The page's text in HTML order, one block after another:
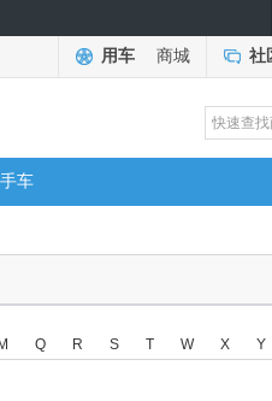
用车 商城 社
车
M Q R S T W X Y